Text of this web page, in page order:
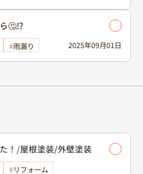
！/屋根塗装/外壁塗装
リフォーム
2025年09月01日
🤔⁉️
雨漏り